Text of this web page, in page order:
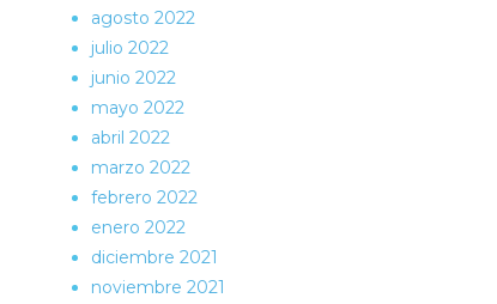
agosto 2022
julio 2022
junio 2022
mayo 2022
abril 2022
marzo 2022
febrero 2022
enero 2022
diciembre 2021
noviembre 2021